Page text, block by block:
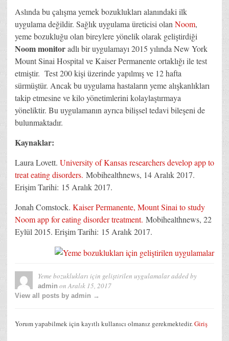
Aslında bu çalışma yemek bozuklukları alanındaki ilk
uygulama değildir. Sağlık uygulama üreticisi olan Noom,
yeme bozukluğu olan bireylere yönelik olarak geliştirdiği
Noom monitoradlı bir uygulamayı 2015 yılında New York
Mount Sinai Hospital ve Kaiser Permanente ortaklığı ile test
etmiştir. Test 200 kişi üzerinde yapılmış ve 12 hafta
sürmüştür. Ancak bu uygulama hastaların yeme alışkanlıkları
takip etmesine ve kilo yönetimlerini kolaylaştırmaya
yöneliktir. Bu uygulamanın ayrıca bilişsel tedavi bileşeni de
bulunmaktadır.
Kaynaklar:
Laura Lovett. University of Kansas researchers develop app to
treat eating disorders. Mobihealthnews, 14 Aralık 2017.
Erişim Tarihi: 15 Aralık 2017.
Jonah Comstock. Kaiser Permanente, Mount Sinai to study
Noom app for eating disorder treatment. Mobihealthnews, 22
Eylül 2015. Erişim Tarihi: 15 Aralık 2017.
Yeme bozuklukları için geliştirilen uygulamalaradded by
admin onAralık 15, 2017
View all posts by admin →
Yorum yapabilmek için kayıtlı kullanıcı olmanız gerekmektedir.Giriş